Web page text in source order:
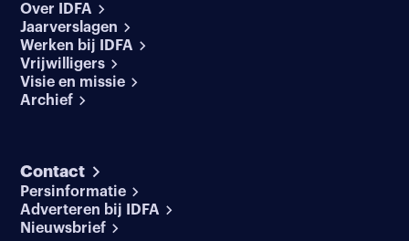
Over IDFA
Jaarverslagen
Werken bij IDFA
Vrijwilligers
Visie en missie
Archief
Contact
Persinformatie
Adverteren bij IDFA
Nieuwsbrief